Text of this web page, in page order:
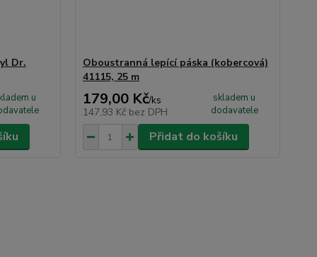
Dr.
u
Oboustranná lepící páska (kobercová)
41115, 25 m
179,00 Kč/ks
147,93 Kč bez DPH
skladem u
dodavatele
Přidat do košíku